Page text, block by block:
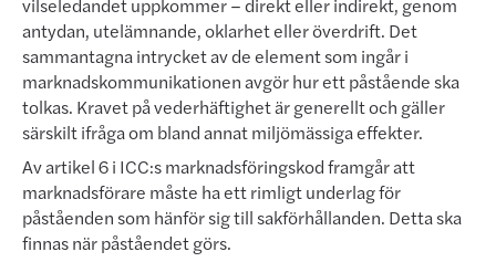
antydan, utelämnande, oklarhet eller överdrift. Det
sammantagna intrycket av de element som ingår i
marknadskommunikationen avgör hur ett påstående ska
tolkas. Kravet på vederhäftighet är generellt och gäller
särskilt ifråga om bland annat miljömässiga effekter.
Av artikel 6 i ICC:s marknadsföringskod framgår att
marknadsförare måste ha ett rimligt underlag för
påståenden som hänför sig till sakförhållanden. Detta ska
finnas när påståendet görs.